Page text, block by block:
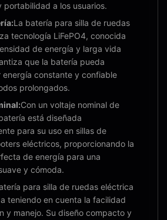
portabilidad a los usuarios.
La batería para silla de ruedas
tecnología LiFePO4, conocida
de energía y larga vida
que la batería pueda
energía constante y confiable
prolongados.
Con un voltaje nominal de
está diseñada
para su uso en sillas de
eléctricos, proporcionando la
de energía para una
y cómoda.
para silla de ruedas eléctrica
teniendo en cuenta la facilidad
y manejo. Su diseño compacto y